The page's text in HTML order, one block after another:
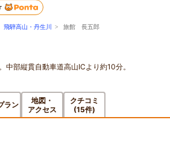
飛騨高山・丹生川 > 旅館 長五郎
中部縦貫自動車道高山ICより約10分。
ラン
地図・
アクセス
クチコミ
(15件)